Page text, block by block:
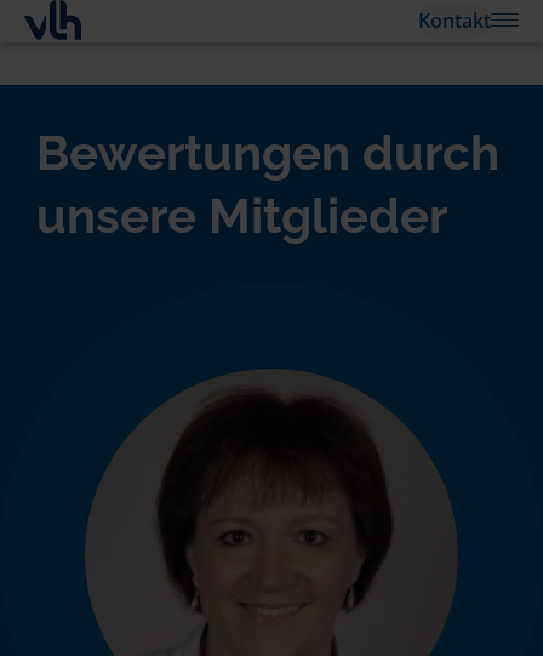
Kontakt
Bewertungen durch
unsere Mitglieder